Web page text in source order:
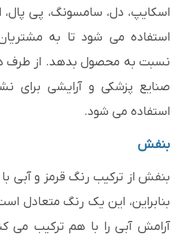
اسکایپ، دل، سامسونگ، پی پال،
استفاده می شود تا به
نسبت به محصول بدهد. از طرف
صنایع پزشکی و آرایشی برای
استفاده می شود.
بنفش
بنفش از ترکیب رنگ قرمز و آبی
بنابراین، این یک رنگ متعادل
آرامش آبی را با هم ترکیب می